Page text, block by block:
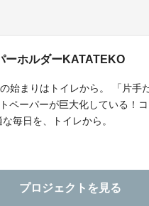
ーホルダーKATATEKO
始まりはトイレから。 「片手
ペーパーが巨大化している！
毎日を、トイレから。
プロジェクトを見る